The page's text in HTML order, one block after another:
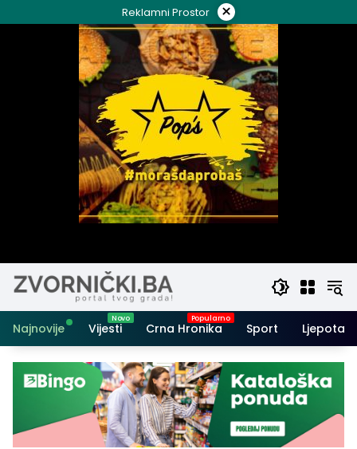
to
Reklamni Prostor ×
Najnovije Vijesti Crna Hronika Sport Ljepota i